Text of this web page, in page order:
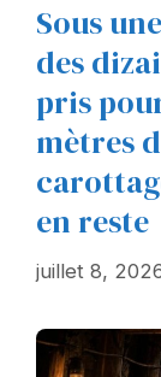
Sous
des
pris
mètres
en reste
juillet 8,